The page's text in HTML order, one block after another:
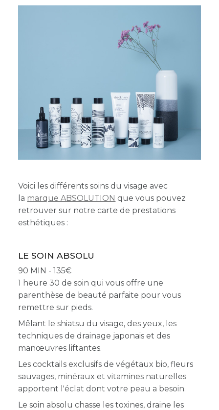
Voici les différents soins du visage avec
la marque ABSOLUTION que vous pouvez
retrouver sur notre carte de prestations
esthétiques :
LE SOIN ABSOLU
90 MIN - 135
1 heure 30 de soin qui vous offre une
parenthèse de beauté parfaite pour vous
remettre sur pieds.
Mêlant le shiatsu du visage, des yeux, les
techniques de drainage japonais et des
manœuvres liftantes.
Les cocktails exclusifs de végétaux bio, fleurs
sauvages, minéraux et vitamines naturelles
apportent l'éclat dont votre peau a besoin.
Le soin absolu chasse les toxines, draine les